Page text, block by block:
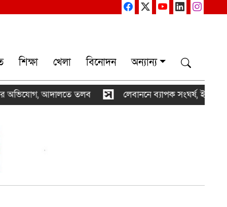
শিক্ষা খেলা বিনোদন অন্যান্য
আদালতে তলব লেবাননে ব্যাপক সংঘর্ষ, ইসরায়েলের দুই